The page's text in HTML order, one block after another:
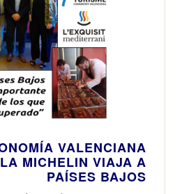
VALENCIANA
MICHELIN VIAJA A
PAÍSES BAJOS